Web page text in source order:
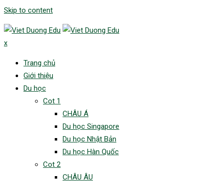
Skip to content
x
Trang chủ
Giới thiệu
Du học
Cot 1
CHÂU Á
Du học Singapore
Du học Nhật Bản
Du học Hàn Quốc
Cot 2
CHÂU ÂU